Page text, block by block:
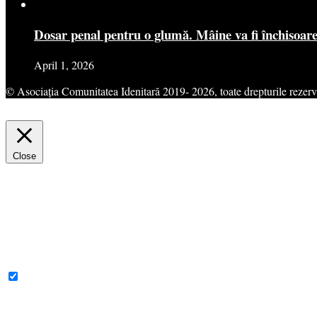
Dosar penal pentru o glumă. Mâine va fi
April 1, 2026
© Asociația Comunitatea Idenitară 2019- 2026, toate drepturile
Close